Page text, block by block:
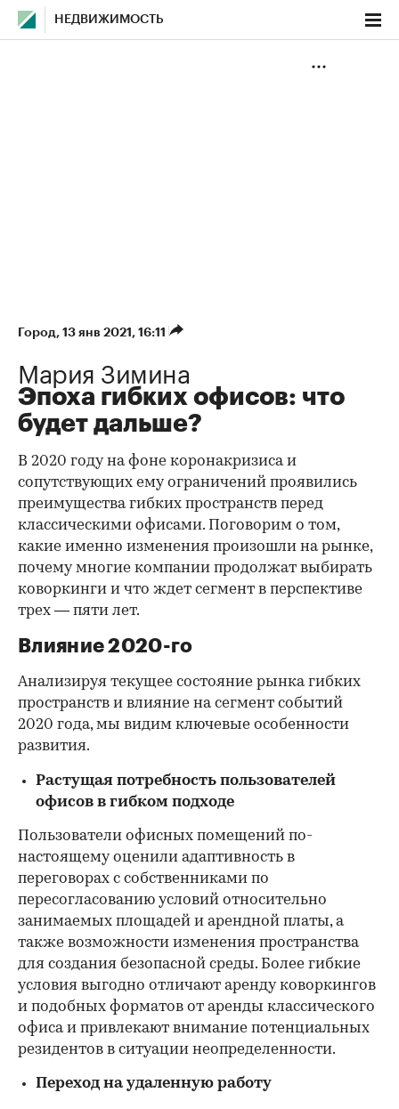
НЕДВИЖИМОСТЬ
Город⁠, 13 янв 2021, 16:11
Мария Зимина
Эпоха гибких офисов: что
будет дальше?
В 2020 году на фоне коронакризиса и
сопутствующих ему ограничений проявились
преимущества гибких пространств перед
классическими офисами. Поговорим о том,
какие именно изменения произошли на рынке,
почему многие компании продолжат выбирать
коворкинги и что ждет сегмент в перспективе
трех — пяти лет.
Влияние 2020-го
Анализируя текущее состояние рынка гибких
пространств и влияние на сегмент событий
2020 года, мы видим ключевые особенности
развития.
Растущая потребность пользователей
офисов в гибком подходе
Пользователи офисных помещений по-
настоящему оценили адаптивность в
переговорах с собственниками по
пересогласованию условий относительно
занимаемых площадей и арендной платы, а
также возможности изменения пространства
для создания безопасной среды. Более гибкие
условия выгодно отличают аренду коворкингов
и подобных форматов от аренды классического
офиса и привлекают внимание потенциальных
резидентов в ситуации неопределенности.
Переход на удаленную работу